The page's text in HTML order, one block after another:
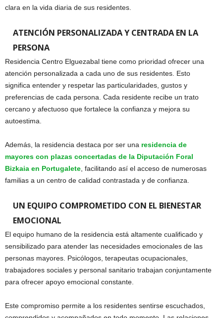
clara en la vida diaria de sus residentes.
ATENCIÓN PERSONALIZADA Y CENTRADA EN LA
PERSONA
Residencia Centro Elguezabal tiene como prioridad ofrecer una
atención personalizada a cada uno de sus residentes. Esto
significa entender y respetar las particularidades, gustos y
preferencias de cada persona. Cada residente recibe un trato
cercano y afectuoso que fortalece la confianza y mejora su
autoestima.
Además, la residencia destaca por ser una residencia de
mayores con plazas concertadas de la Diputación Foral
Bizkaia en Portugalete , facilitando así el acceso de numerosas
familias a un centro de calidad contrastada y de confianza.
UN EQUIPO COMPROMETIDO CON EL BIENESTAR
EMOCIONAL
El equipo humano de la residencia está altamente cualificado y
sensibilizado para atender las necesidades emocionales de las
personas mayores. Psicólogos, terapeutas ocupacionales,
trabajadores sociales y personal sanitario trabajan conjuntamente
para ofrecer apoyo emocional constante.
Este compromiso permite a los residentes sentirse escuchados,